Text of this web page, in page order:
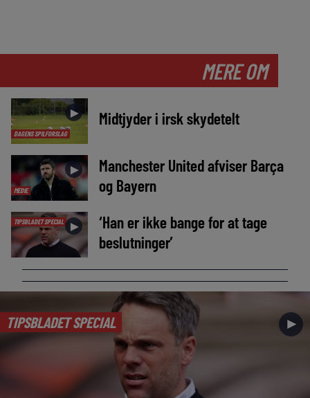
MERE OM
DAGENS SPILFORSLAG
► Midtjyder i irsk skydetelt
MEDIE
►
Manchester United afviser Barça
og Bayern
TIPSBLADET SPECIAL ►
‘Han er ikke bange for at tage
beslutninger’
TIPSBLADET SPECIAL ►